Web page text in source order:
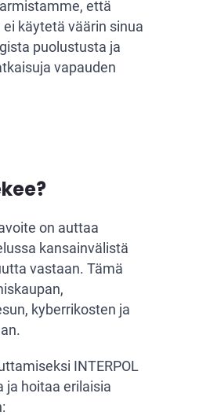
että
käytetä väärin sinua
puolustusta ja
vapauden
on auttaa
kansainvälistä
vastaan. Tämä
kyberrikosten ja
INTERPOL
ja hoitaa erilaisia